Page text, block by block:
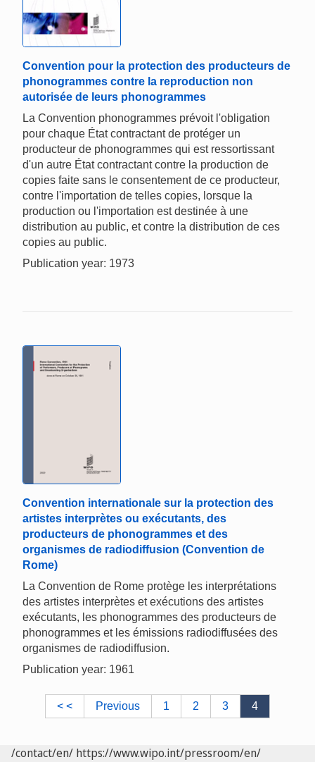
Convention pour la protection des producteurs de
phonogrammes contre la reproduction non
autorisée de leurs phonogrammes
La Convention phonogrammes prévoit l'obligation
pour chaque État contractant de protéger un
producteur de phonogrammes qui est ressortissant
d'un autre État contractant contre la production de
copies faite sans le consentement de ce producteur,
contre l'importation de telles copies, lorsque la
production ou l'importation est destinée à une
distribution au public, et contre la distribution de ces
copies au public.
Publication year: 1973
Convention internationale sur la protection des
artistes interprètes ou exécutants, des
producteurs de phonogrammes et des
organismes de radiodiffusion (Convention de
Rome)
La Convention de Rome protège les interprétations
des artistes interprètes et exécutions des artistes
exécutants, les phonogrammes des producteurs de
phonogrammes et les émissions radiodiffusées des
organismes de radiodiffusion.
Publication year: 1961
< < Previous 1 2 3 4
/contact/en/ https://www.wipo.int/pressroom/en/